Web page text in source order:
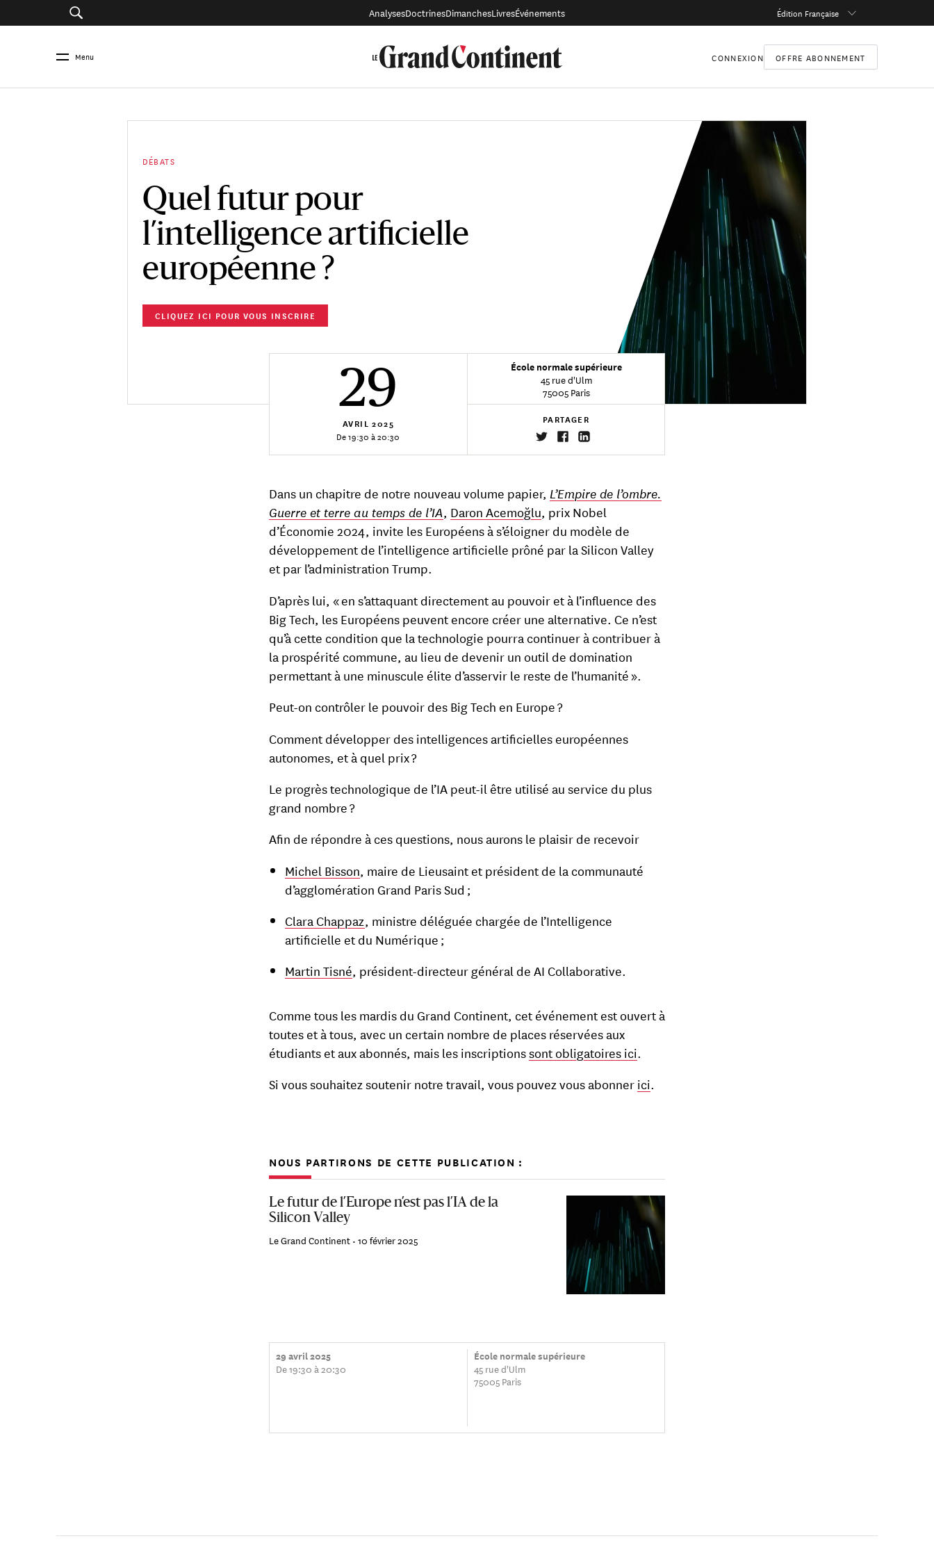
AnalysesDoctrinesDimanchesLivresÉvénements Édition Française
Menu CONNEXION OFFRE ABONNEMENT
DÉBATS
Quel futur pour
l’intelligence artificielle
européenne ?
CLIQUEZ ICI POUR VOUS INSCRIRE
29
AVRIL 2025
De 19:30 à 20:30
École normale supérieure
45 rue d'Ulm
75005 Paris
PARTAGER
Dans un chapitre de notre nouveau volume papier, L’Empire de l’ombre.
Guerre et terre au temps de l’IA, Daron Acemoğlu, prix Nobel
d’Économie 2024, invite les Européens à s’éloigner du modèle de
développement de l’intelligence artificielle prôné par la Silicon Valley
et par l’administration Trump.
D’après lui, « en s’attaquant directement au pouvoir et à l’influence des
Big Tech, les Européens peuvent encore créer une alternative. Ce n’est
qu’à cette condition que la technologie pourra continuer à contribuer à
la prospérité commune, au lieu de devenir un outil de domination
permettant à une minuscule élite d’asservir le reste de l’humanité ».
Peut-on contrôler le pouvoir des Big Tech en Europe ?
Comment développer des intelligences artificielles européennes
autonomes, et à quel prix ?
Le progrès technologique de l’IA peut-il être utilisé au service du plus
grand nombre ?
Afin de répondre à ces questions, nous aurons le plaisir de recevoir
Michel Bisson, maire de Lieusaint et président de la communauté
d’agglomération Grand Paris Sud ;
Clara Chappaz, ministre déléguée chargée de l’Intelligence
artificielle et du Numérique ;
Martin Tisné, président-directeur général de AI Collaborative.
Comme tous les mardis du Grand Continent, cet événement est ouvert à
toutes et à tous, avec un certain nombre de places réservées aux
étudiants et aux abonnés, mais les inscriptionssont obligatoires ici.
Si vous souhaitez soutenir notre travail, vous pouvez vous abonnerici.
NOUS PARTIRONS DE CETTE PUBLICATION :
Le futur de l’Europe n’est pas l’IA de la
Silicon Valley
Le Grand Continent •10 février 2025
29 avril 2025
De 19:30 à 20:30
École normale supérieure
45 rue d'Ulm
75005 Paris